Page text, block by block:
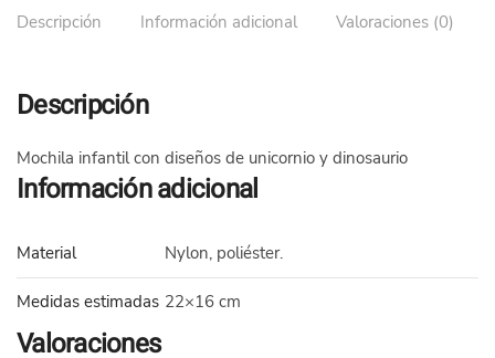
moda
Descripción Información adicional Valoraciones (0)
Descripción
Mochila infantil con diseños de unicornio y dinosaurio
Información adicional
Material Nylon, poliéster.
Medidas estimadas 22×16 cm
Valoraciones